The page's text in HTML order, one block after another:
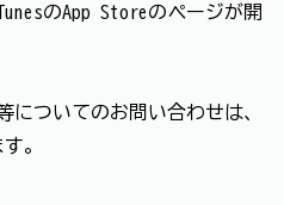
のApp Storeのページが開
ついてのお問い合わせは、
。